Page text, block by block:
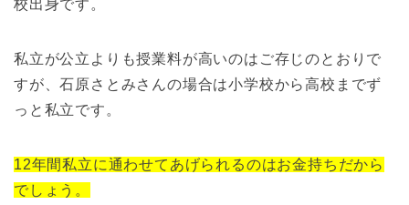
校出身です。
私立が公立よりも授業料が高いのはご存じのとおりで
すが、石原さとみさんの場合は小学校から高校までず
っと私立です。
12年間私立に通わせてあげられるのはお金持ちだから
でしょう。